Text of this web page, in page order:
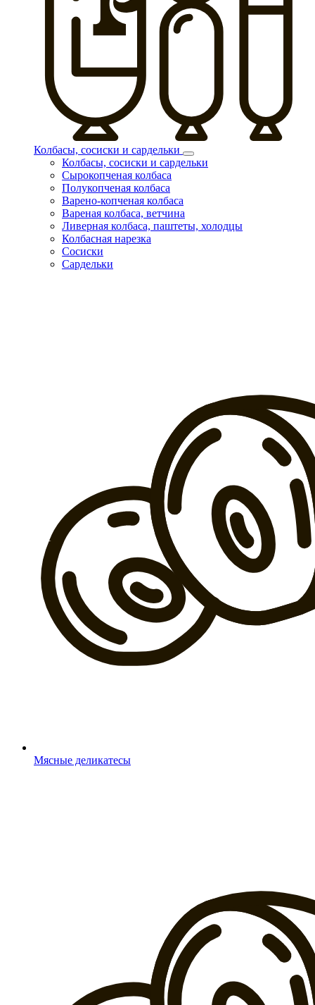
Колбасы, сосиски и сардельки
Колбасы, сосиски и сардельки
Сырокопченая колбаса
Полукопченая колбаса
Варено-копченая колбаса
Вареная колбаса, ветчина
Ливерная колбаса, паштеты, холодцы
Колбасная нарезка
Сосиски
Сардельки
Мясные деликатесы